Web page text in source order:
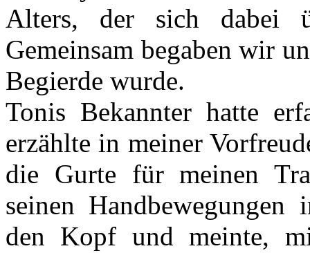
Alters, der sich dabei
Gemeinsam begaben wir
Begierde wurde.
Tonis Bekannter hatte
erzählte in meiner
die Gurte für meinen
seinen
den Kopf und meinte,